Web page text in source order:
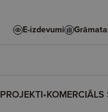
E-izdevumi
PROJEKTI•KOMERCIĀLS